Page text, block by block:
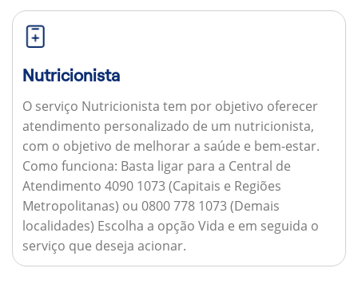
Nutricionista
O serviço Nutricionista tem por objetivo oferecer
atendimento personalizado de um nutricionista,
com o objetivo de melhorar a saúde e bem-estar.
Como funciona: Basta ligar para a Central de
Atendimento 4090 1073 (Capitais e Regiões
Metropolitanas) ou 0800 778 1073 (Demais
localidades) Escolha a opção Vida e em seguida o
serviço que deseja acionar.